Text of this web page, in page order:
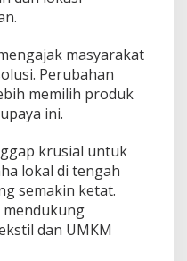
masyarakat
Perubahan
memilih produk
ini.
krusial untuk
lokal di tengah
semakin ketat.
dan UMKM